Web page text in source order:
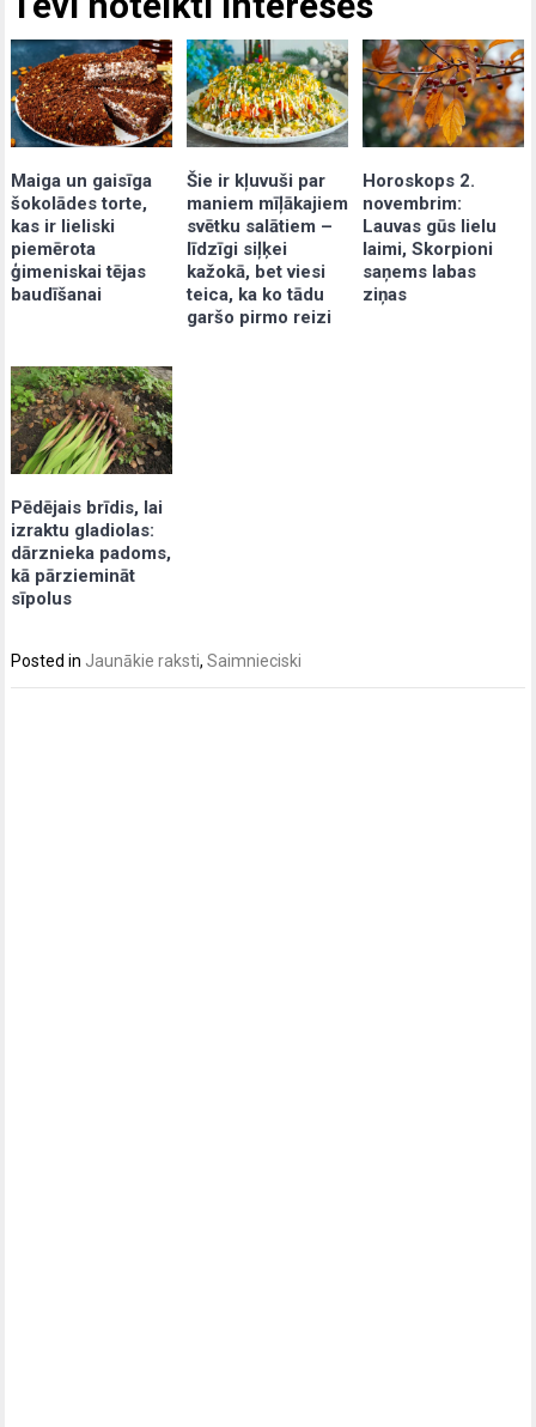
Maiga un gaisīga
šokolādes torte,
kas ir lieliski
piemērota
ģimeniskai tējas
baudīšanai
Šie ir kļuvuši par
maniem mīļākajiem
svētku salātiem –
līdzīgi siļķei
kažokā, bet viesi
teica, ka ko tādu
garšo pirmo reizi
Horoskops 2.
novembrim:
Lauvas gūs lielu
laimi, Skorpioni
saņems labas
ziņas
Pēdējais brīdis, lai
izraktu gladiolas:
dārznieka padoms,
kā pārziemināt
sīpolus
Posted in Jaunākie raksti,Saimnieciski